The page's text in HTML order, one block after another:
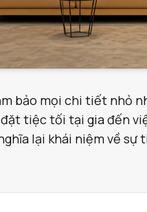
bảo mọi chi tiết nhỏ
tiệc tối tại gia đến
lại khái niệm về sự